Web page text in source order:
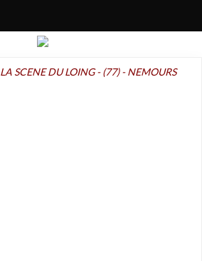
LA SCENE DU LOING - (77) - NEMOURS